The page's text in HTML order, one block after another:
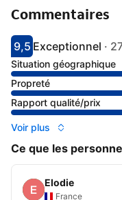
Commentaires
Avec une note de 9.5
9,5
exceptionnel
Exceptionnel ·
Situation géographique
Propreté
Rapport qualité/prix
Voir plus
Ce que les
Elodie
France